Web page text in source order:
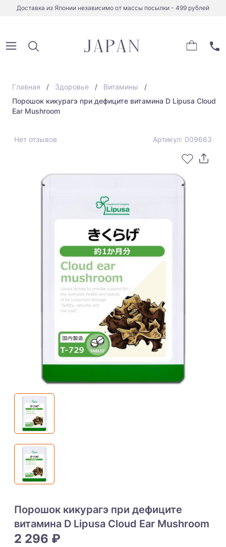
Доставка из Японии независимо от массы посылки - 499 рублей
Главная Здоровье
Витамины
Порошок кикурагэ при дефиците витамина D Lipusa Cloud
Ear Mushroom
Нет отзывов Артикул: 009663
Порошок кикурагэ при дефиците
витамина D Lipusa Cloud Ear Mushroom
2 296 ₽